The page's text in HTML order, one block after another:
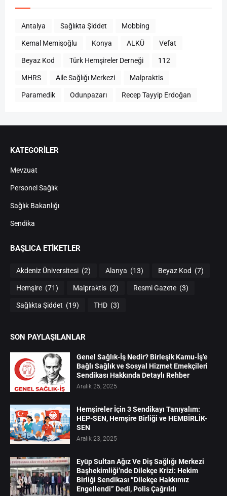
Antalya Sağlıkta Şiddet Mobbing
Kemal Memişoğlu Konya ALKÜ Vefat
Beyaz Kod Türk Hemşireler Derneği 112
MHRS Aile Sağlığı Merkezi Malpraktis
Paramedik Odunpazarı Recep Tayyip Erdoğan
KATEGORİLER
Mevzuat
Personel Sağlık
Sağlık Bakanlığı
Sendika
BAŞLICA ETIKETLER
Akdeniz Üniversitesi (2) Alanya (13) Beyaz Kod (7)
Hemşire (71) Malpraktis (2) Resmi Gazete (3)
Sağlıkta Şiddet (19) THD (3)
SON PAYLAŞILANLAR
Genel Sağlık-İş Nedir? Birleşik Kamu-İş’e
Bağlı Sağlık ve Sosyal Hizmet Emekçileri
Sendikası Hakkında Detaylı Rehber
Aralık 25, 2025
Hemşireler İçin 3 Sendikayı Tanıyalım:
HEP-SEN, Hemşire Birliği ve HEMBİRLİK-
SEN
Aralık 23, 2025
Eyüp Sultan Ağız Ve Diş Sağlığı Merkezi
Başhekimliği’nde Dilekçe Krizi: Hekim
Birliği Sendikası “Dilekçe Hakkımız
Engellendi” Dedi, Polis Çağrıldı